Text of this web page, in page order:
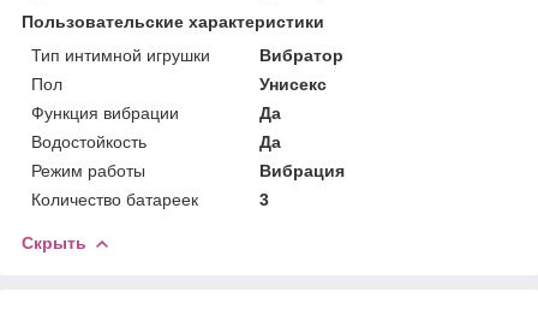
Пользовательские характеристики
Тип интимной игрушки
Вибратор
Пол
Унисекс
Функция вибрации
Да
Водостойкость
Да
Режим работы
Вибрация
Количество батареек
3
Скрыть